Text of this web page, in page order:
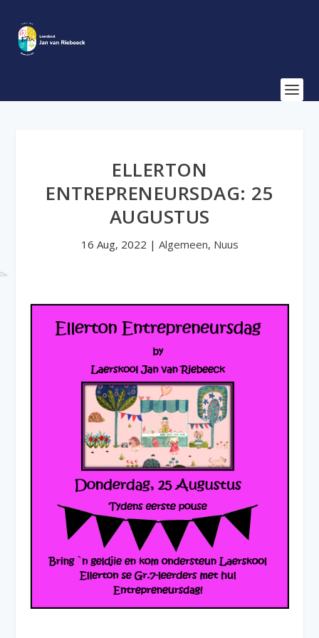
ELLERTON
ENTREPRENEURSDAG: 25
AUGUSTUS
16 Aug, 2022 | Algemeen, Nuus